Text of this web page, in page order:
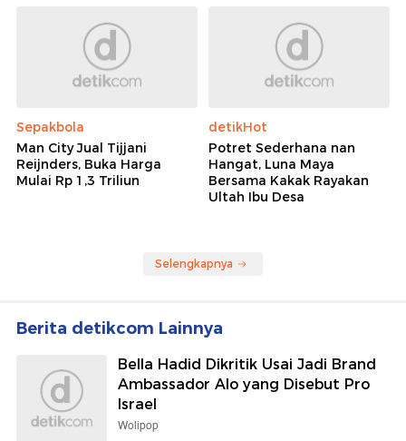
Sepakbola
Man City Jual Tijjani
Reijnders, Buka Harga
Mulai Rp 1,3 Triliun
detikHot
Potret Sederhana nan
Hangat, Luna Maya
Bersama Kakak Rayakan
Ultah Ibu Desa
Selengkapnya
Berita detikcom Lainnya
Bella Hadid Dikritik Usai Jadi Brand
Ambassador Alo yang Disebut Pro
Israel
Wolipop